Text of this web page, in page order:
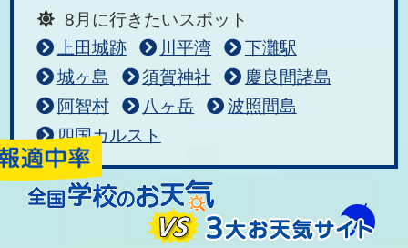
8月に行きたいスポット
上田城跡
川平湾
下灘駅
城ヶ島
須賀神社
慶良間諸島
阿智村
八ヶ岳
波照間島
四国カルスト